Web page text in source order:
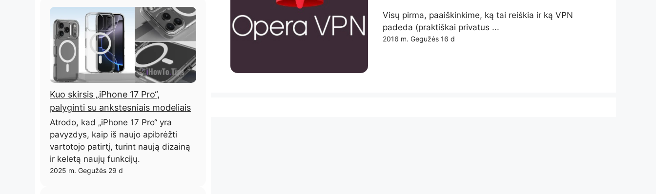
Visų pirma, paaiškinkime, ką tai reiškia ir ką VPN
padeda (praktiškai privatus ...
2016 m. Gegužės 16 d
Kuo skirsis „iPhone 17 Pro“,
palyginti su ankstesniais modeliais
Atrodo, kad „iPhone 17 Pro“ yra
pavyzdys, kaip iš naujo apibrėžti
vartotojo patirtį, turint naują dizainą
ir keletą naujų funkcijų.
2025 m. Gegužės 29 d